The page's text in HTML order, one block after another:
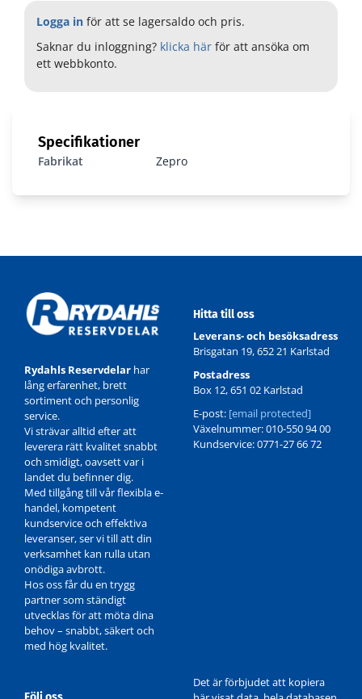
Logga in för att se lagersaldo och pris.
Saknar du inloggning? klicka här för att ansöka om
ett webbkonto.
Specifikationer
Fabrikat Zepro
Rydahls Reservdelar har
lång erfarenhet, brett
sortiment och personlig
service.
Vi strävar alltid efter att
leverera rätt kvalitet snabbt
och smidigt, oavsett var i
landet du befinner dig.
Med tillgång till vår flexibla e-
handel, kompetent
kundservice och effektiva
leveranser, ser vi till att din
verksamhet kan rulla utan
onödiga avbrott.
Hos oss får du en trygg
partner som ständigt
utvecklas för att möta dina
behov – snabbt, säkert och
med hög kvalitet.
Hitta till oss
Leverans- och besöksadress
Brisgatan 19, 652 21 Karlstad
Postadress
Box 12, 651 02 Karlstad
E-post: [email protected]
Växelnummer: 010-550 94 00
Kundservice: 0771-27 66 72
Det är förbjudet att kopiera